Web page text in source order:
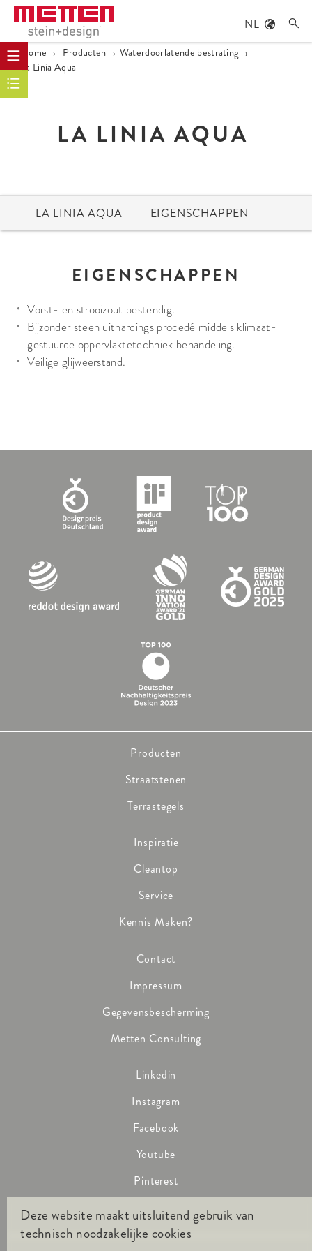
NL 
Home › Producten › Waterdoorlatende bestrating ›
La Linia Aqua
LA LINIA AQUA
LA LINIA AQUA EIGENSCHAPPEN
EIGENSCHAPPEN
Vorst- en strooizout bestendig.
Bijzonder steen uithardings procedé middels klimaat-
gestuurde oppervlaktetechniek behandeling.
Veilige glijweerstand.
Producten
Straatstenen
Terrastegels
Inspiratie
Cleantop
Service
Kennis Maken?
Contact
Impressum
Gegevensbescherming
Metten Consulting
Linkedin
Instagram
Facebook
Youtube
Pinterest
Deze website maakt uitsluitend gebruik van
technisch noodzakelijke cookies